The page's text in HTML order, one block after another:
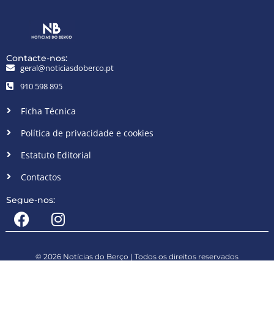
Contacte-nos:
geral@noticiasdoberco.pt
910 598 895
Ficha Técnica
Política de privacidade e cookies
Estatuto Editorial
Contactos
Segue-nos:
© 2026 Notícias do Berço | Todos os direitos reservados